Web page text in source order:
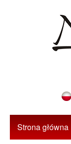
Strona główna